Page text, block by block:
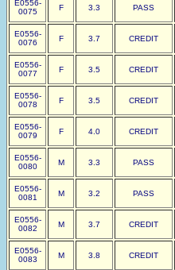
E0556-
0075
F 3.3 PASS
E0556-
0076
F 3.7 CREDIT
E0556-
0077
F 3.5 CREDIT
E0556-
0078
F 3.5 CREDIT
E0556-
0079
F 4.0 CREDIT
E0556-
0080
M 3.3 PASS
E0556-
0081
M 3.2 PASS
E0556-
0082
M 3.7 CREDIT
E0556-
0083
M 3.8 CREDIT